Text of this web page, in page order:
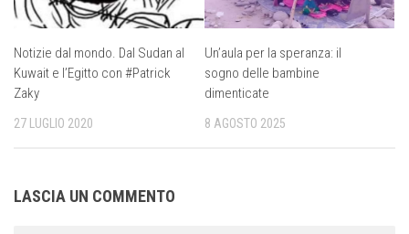
Notizie dal mondo. Dal Sudan al
Kuwait e l’Egitto con #Patrick
Zaky
27 LUGLIO 2020
Un’aula per la speranza: il
sogno delle bambine
dimenticate
8 AGOSTO 2025
LASCIA UN COMMENTO